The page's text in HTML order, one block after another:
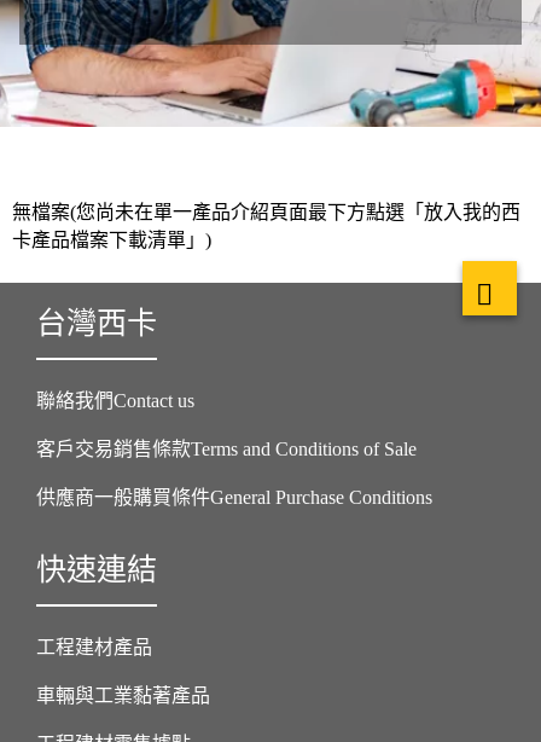
無檔案(您尚未在單一產品介紹頁面最下方點選「放入我的西
卡產品檔案下載清單」)
台灣西卡
聯絡我們Contact us
客戶交易銷售條款Terms and Conditions of Sale
供應商一般購買條件General Purchase Conditions
快速連結
工程建材產品
車輛與工業黏著產品